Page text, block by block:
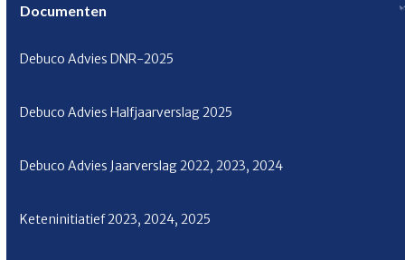
Documenten
Debuco AdviesDNR-2025
Debuco Advies Halfjaarverslag2025
Debuco Advies Jaarverslag2022,2023,2024
Keteninitiatief2023,2024,2025